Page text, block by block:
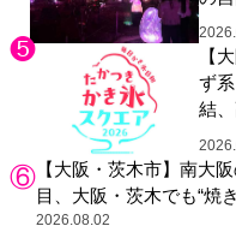
ガ
【
ず
結
り
【大阪・茨木市】南大
目、大阪・茨木でも“焼
2026.08.02